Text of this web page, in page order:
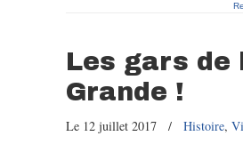
Les gars de
Grande !
Le 12 juillet 2017 / Histoire,